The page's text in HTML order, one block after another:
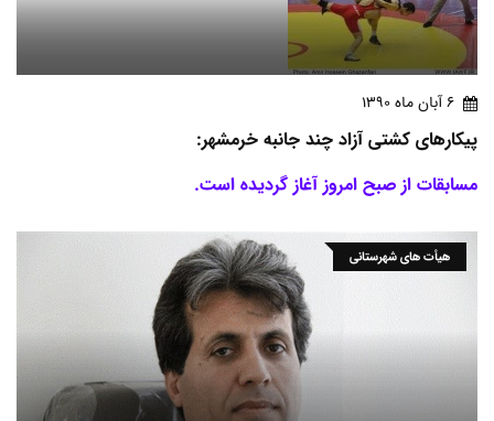
6 آبان ماه 1390
پیکارهای کشتی آزاد چند جانبه خرمشهر:
مسابقات از صبح امروز آغاز گردیده است.
هیأت های شهرستانی